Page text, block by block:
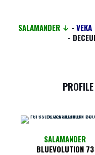
SALAMANDER ↓ -
-
SALAMANDER
BLUEVOLUTION 73